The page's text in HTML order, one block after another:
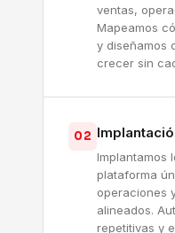
ventas,
Mapeamos
y diseñamos
crecer sin
02
Implantamos
plataforma
operaciones
alineados.
repetitivas y